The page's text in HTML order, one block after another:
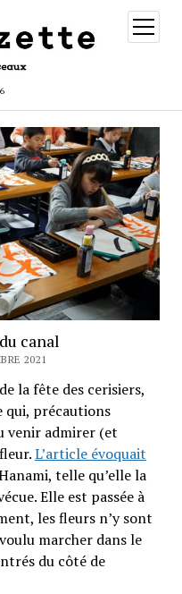
ouvrir
menu
canal
2021
la fête des cerisiers,
qui, précautions
venir admirer (et
L’article évoquait
telle qu’elle la
Elle est passée à
les fleurs n’y sont
marcher dans le
du côté de